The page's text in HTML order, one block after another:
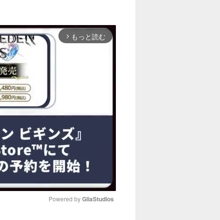
arrow_forward_ios もっと読む
Powered by GliaStudios